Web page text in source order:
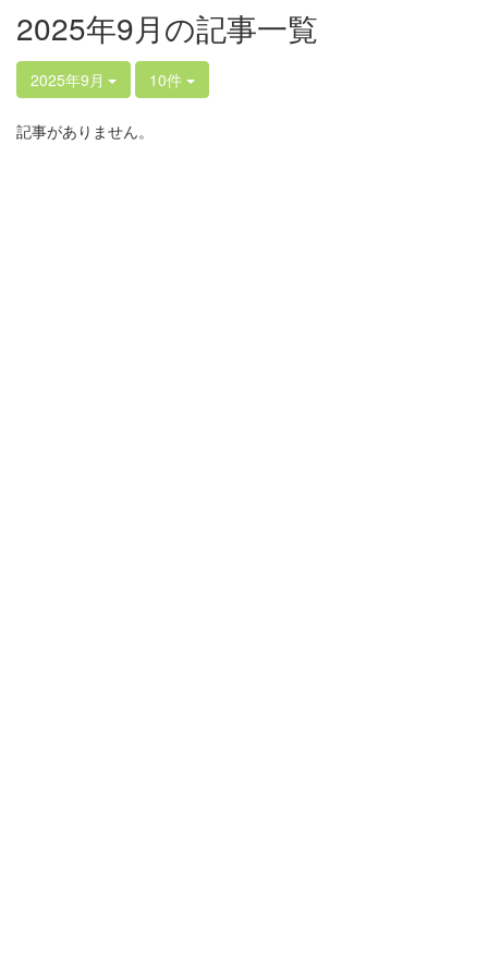
2025年9月の記事一覧
2025年9月 10件
記事がありません。